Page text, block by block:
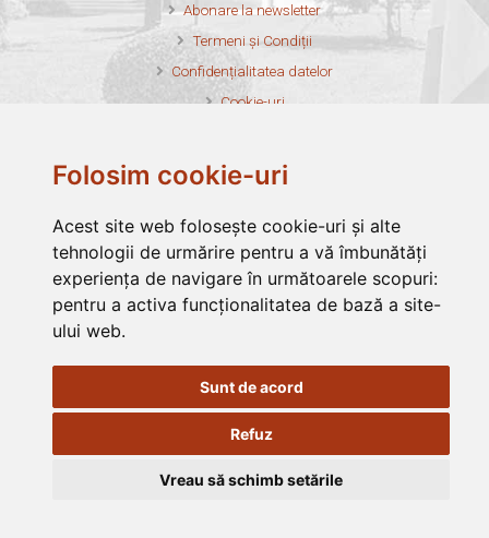
Folosim cookie-uri
Acest site web folosește cookie-uri și alte
tehnologii de urmărire pentru a vă îmbunătăți
experiența de navigare în următoarele scopuri:
pentru a activa funcționalitatea de bază a site-
ului web.
Sunt de acord
Refuz
Vreau să schimb setările
Abonare la newsletter
Termeni și Condiții
Confidențialitatea datelor
Cookie-uri
Credite foto
Asociația Filantropia Ortodoxă Alba Iulia este membru fondator al
Federației Filantropia
Asociația Filantropia Ortodoxă Alba Iulia este membru în
Asociația Filantropia Ortodoxă Alba Iulia funcționează cu
Arhiepiscopia Ortodoxă Alba Iulia